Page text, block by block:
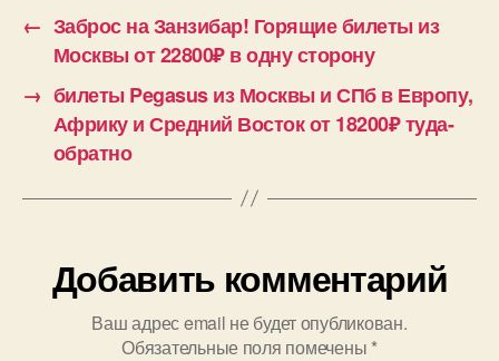
← Заброс на Занзибар! Горящие билеты из
Москвы от 22800₽ в одну сторону
→ билеты Pegasus из Москвы и СПб в Европу,
Африку и Средний Восток от 18200₽ туда-
обратно
Добавить комментарий
Ваш адрес email не будет опубликован.
Обязательные поля помечены *